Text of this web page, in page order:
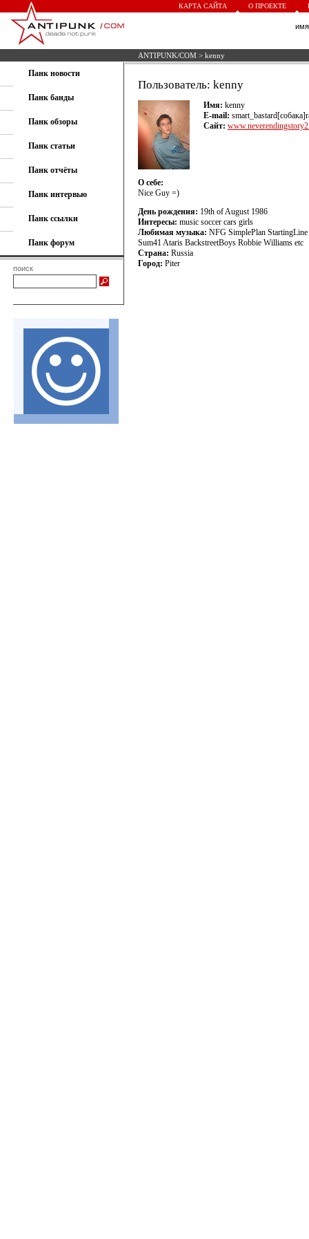
КАРТА САЙТА О ПРОЕКТЕ
ANTIPUNK/COM > kenny
Панк новости
Панк банды
Панк обзоры
Панк статьи
Панк отчёты
Панк интервью
Панк ссылки
Панк форум
поиск
Пользователь: kenny
Имя: kenny
E-mail:
Сайт:
О себе:
Nice Guy =)
День рождения: 19th of August 1986
Интересы: music soccer cars girls
Любимая музыка: NFG SimplePlan
Sum41 Ataris BackstreetBoys Robbie Williams etc
Страна: Russia
Город: Piter